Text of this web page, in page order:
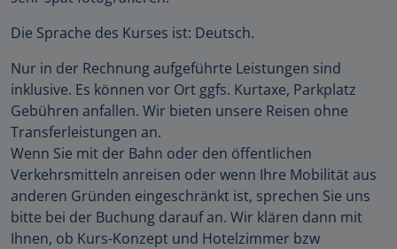
Die Sprache des Kurses ist: Deutsch.
Nur in der Rechnung aufgeführte Leistungen sind
inklusive. Es können vor Ort ggfs. Kurtaxe, Parkplatz
Gebühren anfallen. Wir bieten unsere Reisen ohne
Transferleistungen an.
Wenn Sie mit der Bahn oder den öffentlichen
Verkehrsmitteln anreisen oder wenn Ihre Mobilität aus
anderen Gründen eingeschränkt ist, sprechen Sie uns
bitte bei der Buchung darauf an. Wir klären dann mit
Ihnen, ob Kurs-Konzept und Hotelzimmer bzw